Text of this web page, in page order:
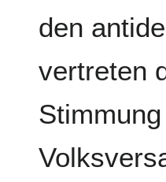
den
vertreten